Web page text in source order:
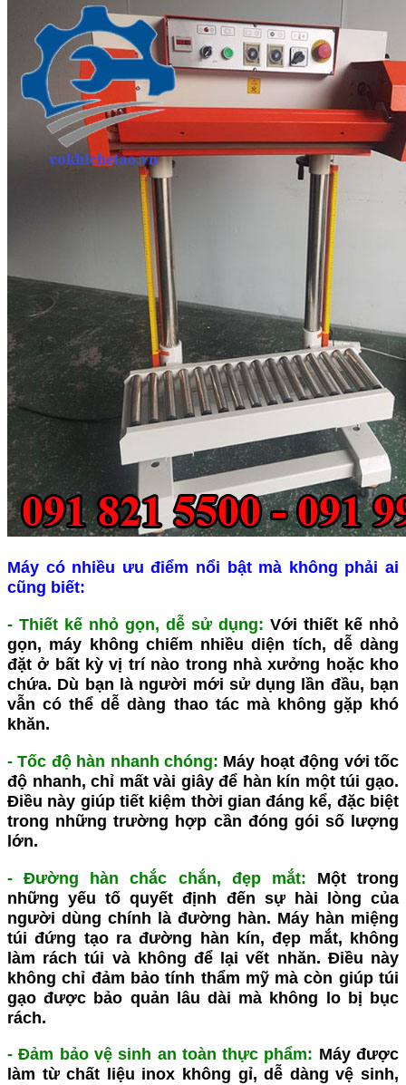
Máy có nhiều ưu điểm nổi bật mà không phải ai
cũng biết:
- Thiết kế nhỏ gọn, dễ sử dụng: Với thiết kế nhỏ
gọn, máy không chiếm nhiều diện tích, dễ dàng
đặt ở bất kỳ vị trí nào trong nhà xưởng hoặc kho
chứa. Dù bạn là người mới sử dụng lần đầu, bạn
vẫn có thể dễ dàng thao tác mà không gặp khó
khăn.
- Tốc độ hàn nhanh chóng: Máy hoạt động với tốc
độ nhanh, chỉ mất vài giây để hàn kín một túi gạo.
Điều này giúp tiết kiệm thời gian đáng kể, đặc biệt
trong những trường hợp cần đóng gói số lượng
lớn.
- Đường hàn chắc chắn, đẹp mắt:
Một trong
những yếu tố quyết định đến sự hài lòng của
người dùng chính là đường hàn. Máy hàn miệng
túi đứng tạo ra đường hàn kín, đẹp mắt, không
làm rách túi và không để lại vết nhăn. Điều này
không chỉ đảm bảo tính thẩm mỹ mà còn giúp túi
gạo được bảo quản lâu dài mà không lo bị bục
rách.
- Đảm bảo vệ sinh an toàn thực phẩm: Máy được
làm từ chất liệu inox không gỉ, dễ dàng vệ sinh,